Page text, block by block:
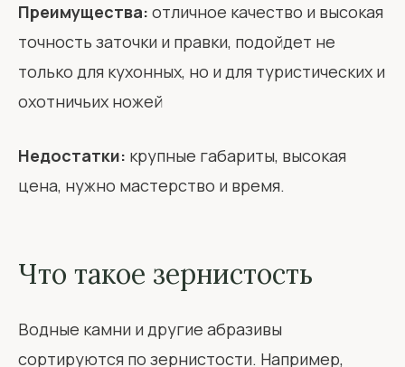
Преимущества: отличное качество и высокая
точность заточки и правки, подойдет не
только для кухонных, но и для туристических и
охотничьих ножей
Недостатки: крупные габариты, высокая
цена, нужно мастерство и время.
Что такое зернистость
Водные камни и другие абразивы
сортируются по зернистости. Например,